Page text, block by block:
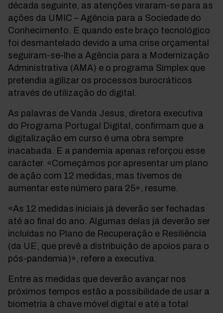
década seguinte, as atenções viraram-se para as
ações da UMIC – Agência para a Sociedade do
Conhecimento. E quando este braço tecnológico
foi desmantelado devido a uma crise orçamental
seguiram-se-lhe a Agência para a Modernização
Administrativa (AMA) e o programa Simplex que
pretendia agilizar os processos burocráticos
através de utilização do digital.
As palavras de Vanda Jesus, diretora executiva
do Programa Portugal Digital, confirmam que a
digitalização em curso é uma obra sempre
inacabada. E a pandemia apenas reforçou esse
carácter. «Começámos por apresentar um plano
de ação com 12 medidas, mas tivemos de
aumentar este número para 25», resume.
«As 12 medidas iniciais já deverão ser fechadas
até ao final do ano. Algumas delas já deverão ser
incluídas no Plano de Recuperação e Resiliência
(da UE, que prevê a distribuição de apoios para o
pós-pandemia)», refere a executiva.
Entre as medidas que deverão avançar nos
próximos tempos estão a possibilidade de usar a
biometria à chave móvel digital e até a total